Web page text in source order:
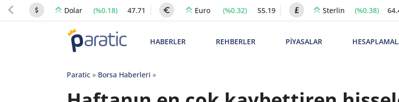
Dolar (%0.18) 47.71 Euro (%0.32) 55.19 Sterlin (%0.38)
HABERLER REHBERLER PİYASALAR
Paratic» Borsa Haberleri »